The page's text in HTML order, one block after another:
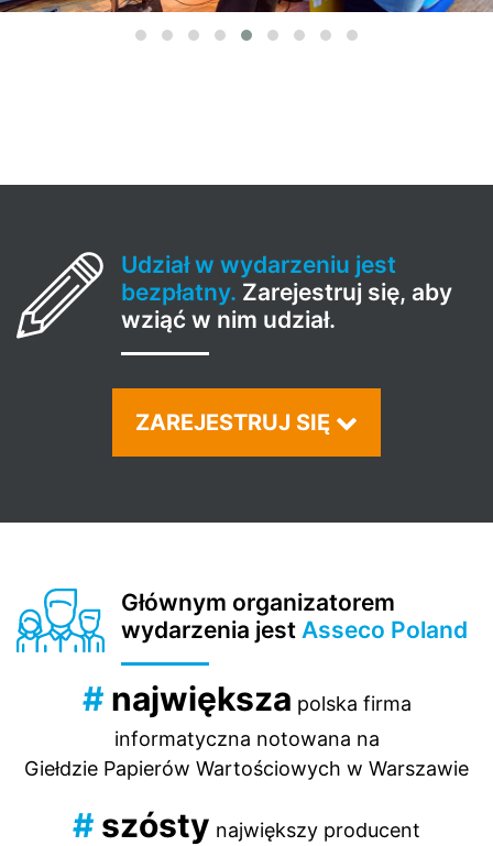
Udział w wydarzeniu jest
bezpłatny. Zarejestruj się, aby
wziąć w nim udział.
ZAREJESTRUJ SIĘ
Głównym organizatorem
wydarzenia jest Asseco Poland
#największa polska firma
informatyczna notowana na
Giełdzie Papierów Wartościowych w Warszawie
# szósty największy producent